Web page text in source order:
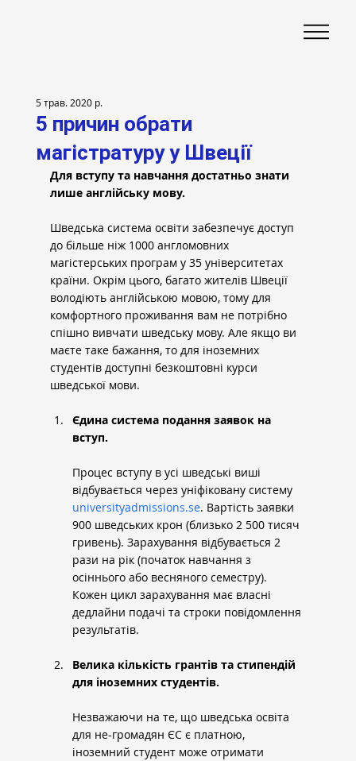
5 причин обрати
магістратуру у Швеції
5 трав. 2020 р.
Для вступу та навчання достатньо знати
лише англійську мову.
Шведська система освіти забезпечує доступ
до більше ніж 1000 англомовних
магістерських програм у 35 університетах
країни. Окрім цього, багато жителів Швеції
володіють англійською мовою, тому для
комфортного проживання вам не потрібно
спішно вивчати шведську мову. Але якщо ви
маєте таке бажання, то для іноземних
студентів доступні безкоштовні курси
шведської мови.
Єдина система подання заявок на
вступ.
Процес вступу в усі шведські виші
відбувається через уніфіковану систему
universityadmissions.se. Вартість заявки
900 шведських крон (близько 2 500 тисяч
гривень). Зарахування відбувається 2
рази на рік (початок навчання з
осіннього або весняного семестру).
Кожен цикл зарахування має власні
дедлайни подачі та строки повідомлення
результатів.
Велика кількість грантів та стипендій
для іноземних студентів.
Незважаючи на те, що шведська освіта
для не-громадян ЄС є платною,
іноземний студент може отримати